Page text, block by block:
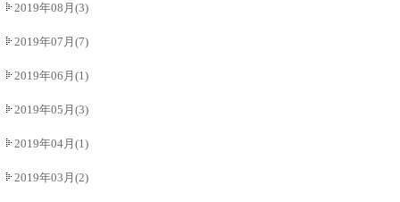
2019年08月(3)
2019年07月(7)
2019年06月(1)
2019年05月(3)
2019年04月(1)
2019年03月(2)